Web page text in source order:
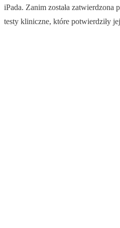
iPada. Zanim została zatwierdzona
testy kliniczne, które potwierdziły